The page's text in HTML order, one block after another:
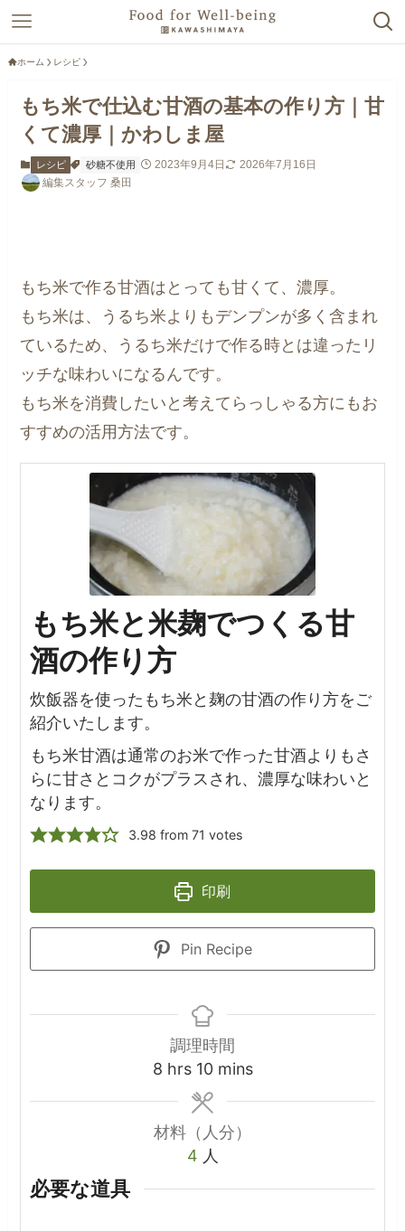
ホーム レシピ
もち米で仕込む甘酒の基本の作り方｜甘
くて濃厚｜かわしま屋
レシピ 砂糖不使用 2023年9月4日
2026年7月16日
編集スタッフ 桑田
もち米で作る甘酒はとっても甘くて、濃厚。
もち米は、うるち米よりもデンプンが多く含まれ
ているため、うるち米だけで作る時とは違ったリ
ッチな味わいになるんです。
もち米を消費したいと考えてらっしゃる方にもお
すすめの活用方法です。
もち米と米麹でつくる甘
酒の作り方
炊飯器を使ったもち米と麹の甘酒の作り方をご
紹介いたします。
もち米甘酒は通常のお米で作った甘酒よりもさ
らに甘さとコクがプラスされ、濃厚な味わいと
なります。
3.98 from 71 votes
印刷
Pin Recipe
調理時間
8hours
hrs 10minutes
mins
材料（人分）
4 人
必要な道具